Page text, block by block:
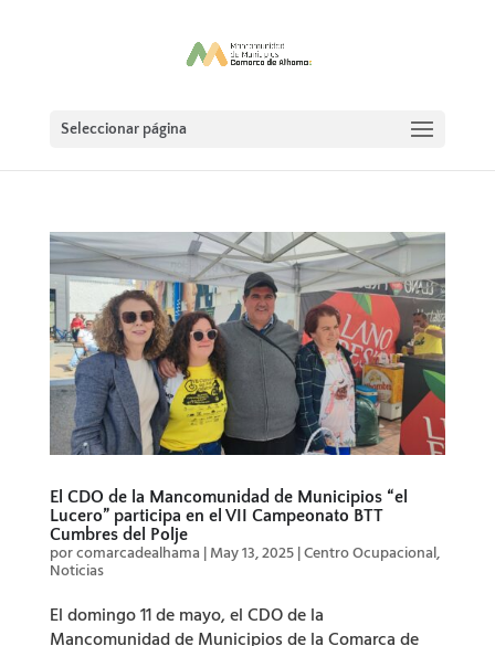
Seleccionar página
El CDO de la Mancomunidad de Municipios “el
Lucero” participa en el VII Campeonato BTT
Cumbres del Polje
porcomarcadealhama | May 13, 2025|Centro Ocupacional,
Noticias
El domingo 11 de mayo, el CDO de la
Mancomunidad de Municipios de la Comarca de